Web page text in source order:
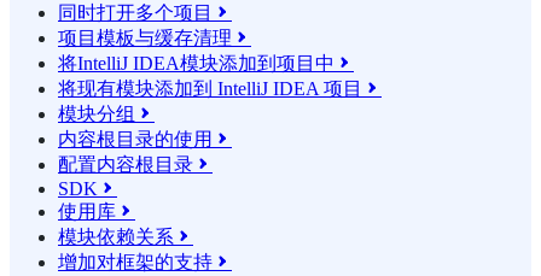
同时打开多个项目 
项目模板与缓存清理 
将IntelliJ IDEA模块添加到项目中 
将现有模块添加到 IntelliJ IDEA 项目 
模块分组 
内容根目录的使用 
配置内容根目录 
SDK 
使用库 
模块依赖关系 
增加对框架的支持 